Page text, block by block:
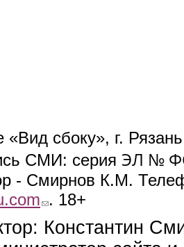
«Вид сбоку», г.
СМИ: серия ЭЛ №
- Смирнов К.М.
(link sends e-mail)
. 18+
Константин